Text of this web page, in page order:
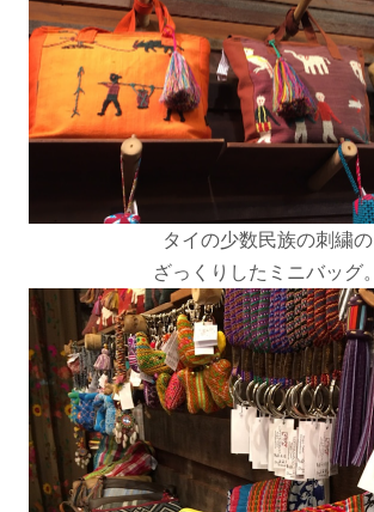
タイの少数民族の刺繍の
ざっくりしたミニバッグ。